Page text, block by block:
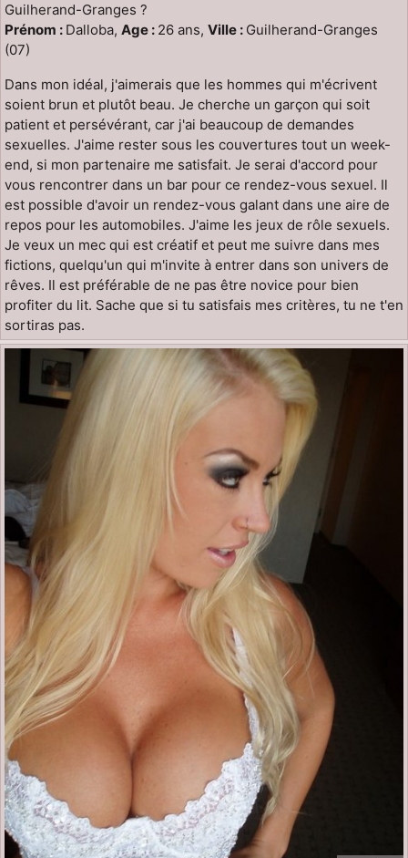
Guilherand-Granges ?
Prénom : Dalloba, Age : 26 ans, Ville : Guilherand-Granges
(07)
Dans mon idéal, j'aimerais que les hommes qui m'écrivent
soient brun et plutôt beau. Je cherche un garçon qui soit
patient et persévérant, car j'ai beaucoup de demandes
sexuelles. J'aime rester sous les couvertures tout un week-
end, si mon partenaire me satisfait. Je serai d'accord pour
vous rencontrer dans un bar pour ce rendez-vous sexuel. Il
est possible d'avoir un rendez-vous galant dans une aire de
repos pour les automobiles. J'aime les jeux de rôle sexuels.
Je veux un mec qui est créatif et peut me suivre dans mes
fictions, quelqu'un qui m'invite à entrer dans son univers de
rêves. Il est préférable de ne pas être novice pour bien
profiter du lit. Sache que si tu satisfais mes critères, tu ne t'en
sortiras pas.